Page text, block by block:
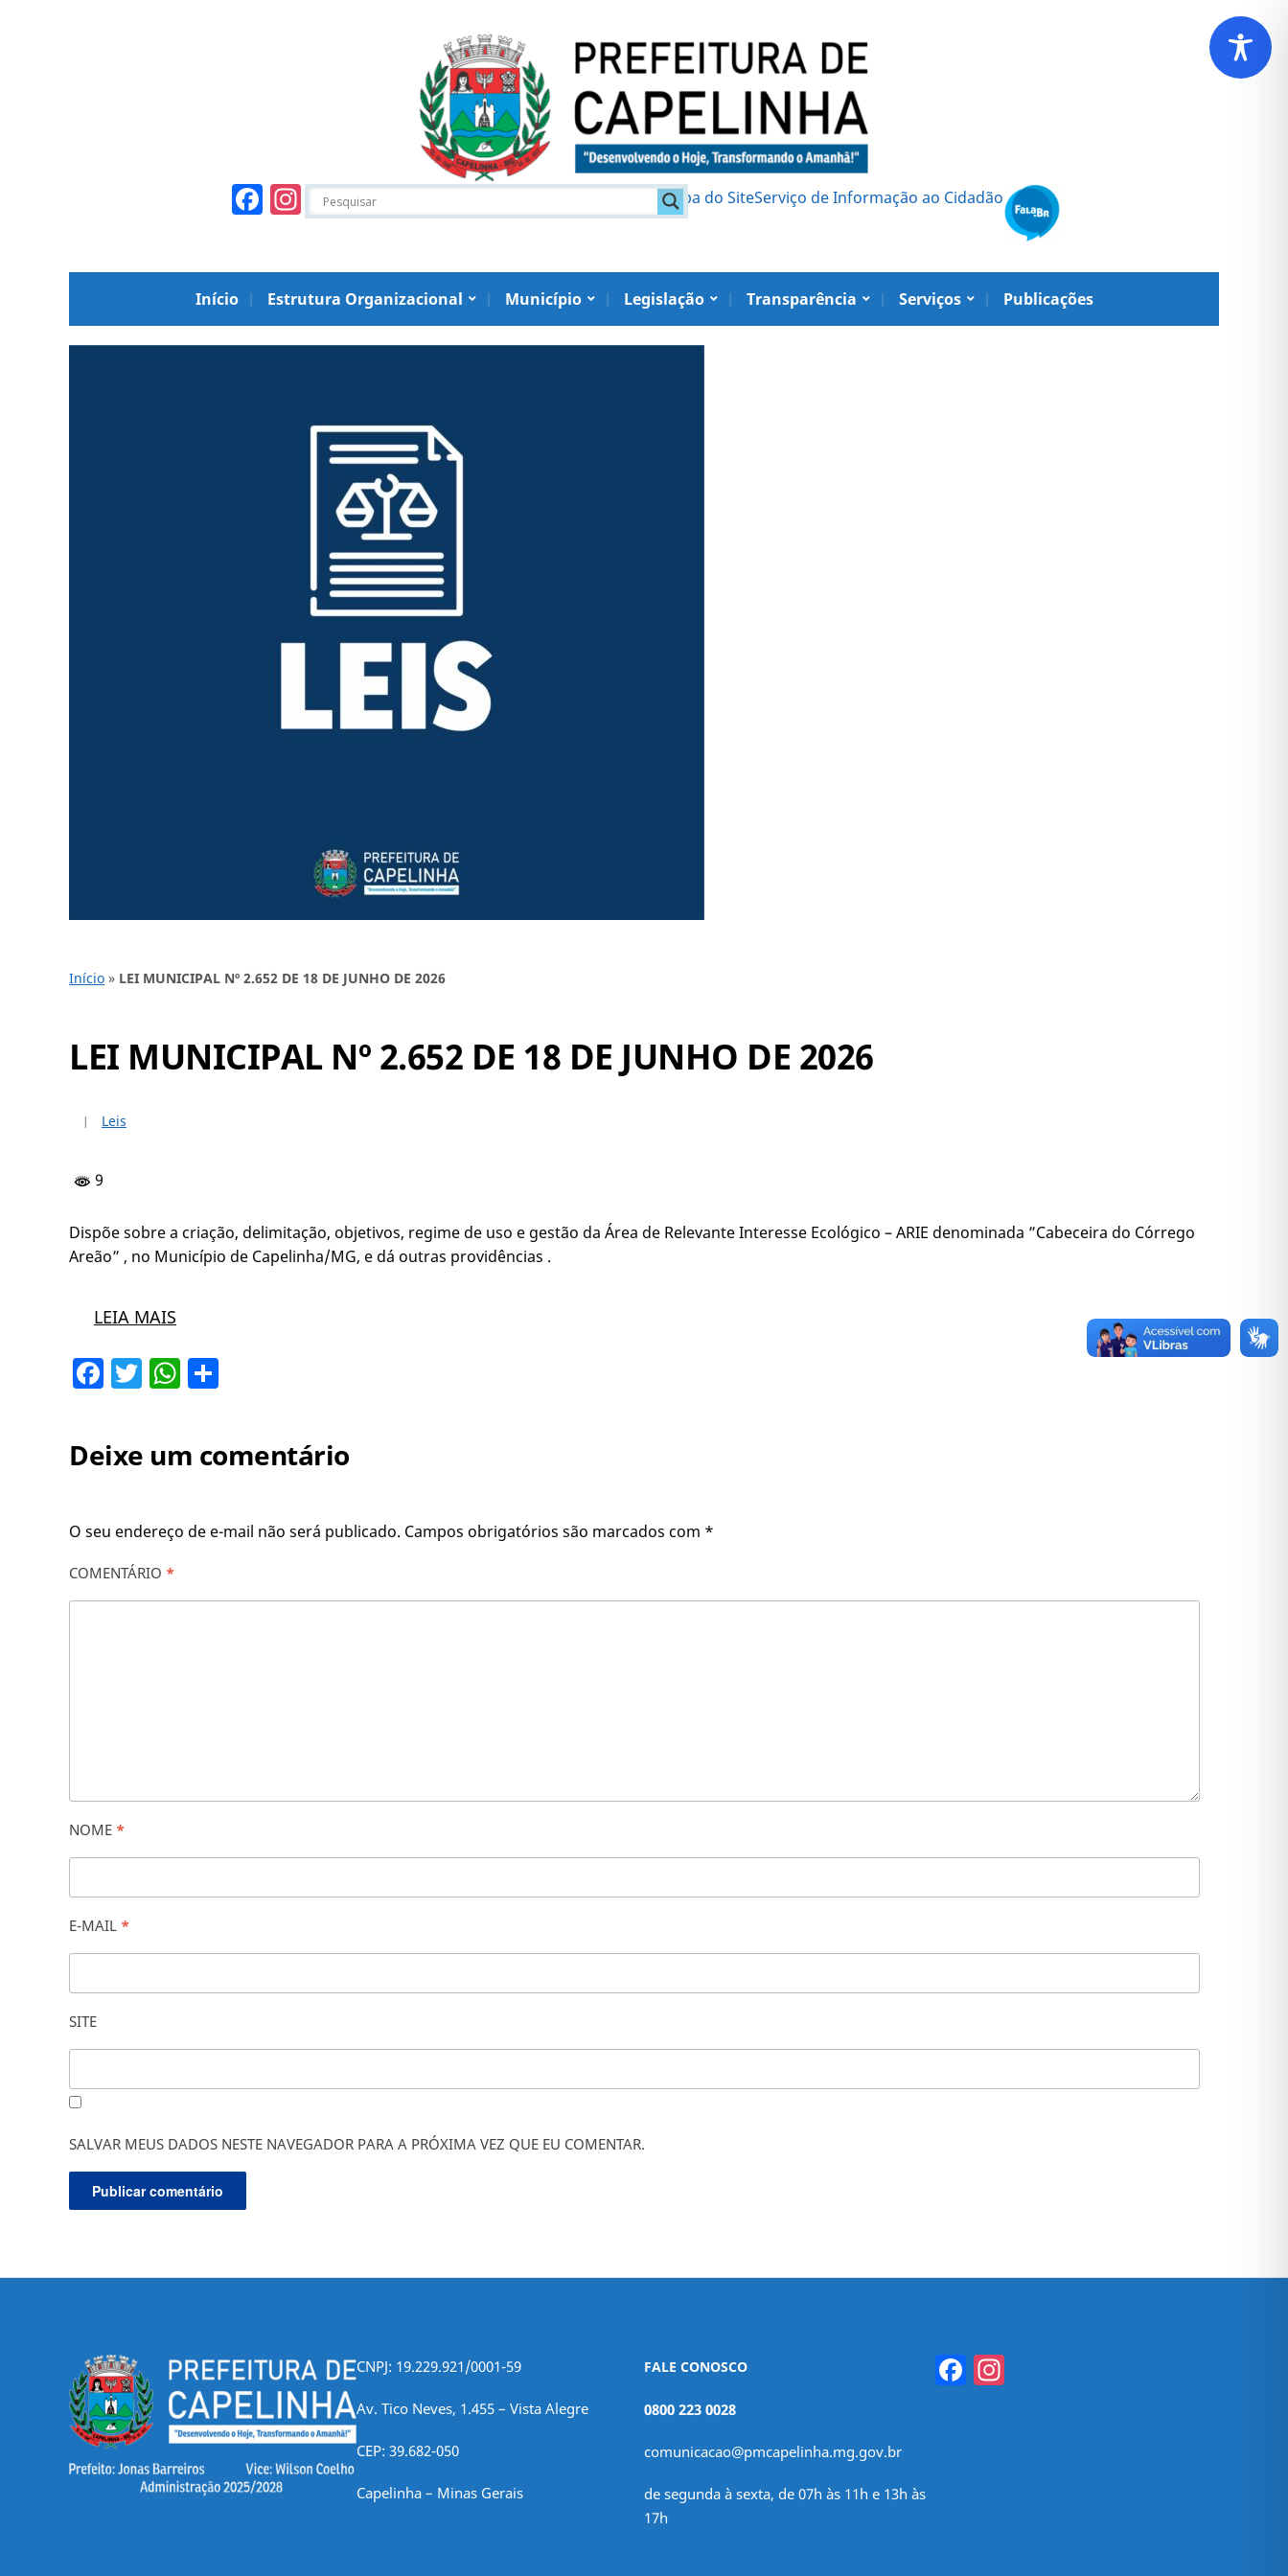
Facebook
Instagram Mapa do SiteServiço de Informação ao Cidadão
Início Estrutura Organizacional Município Legislação Transparência Serviços Publicações
Início » LEI MUNICIPAL Nº 2.652 DE 18 DE JUNHO DE 2026
LEI MUNICIPAL Nº 2.652 DE 18 DE JUNHO DE 2026
Leis
9
Dispõe sobre a criação, delimitação, objetivos, regime de uso e gestão da Área de Relevante Interesse Ecológico – ARIE denominada ”Cabeceira do Córrego
Areão” , no Município de Capelinha/MG, e dá outras providências .
LEIA MAIS
Facebook
TwitterWhatsApp
Deixe um comentário
O seu endereço de e-mail não será publicado. Campos obrigatórios são marcados com *
COMENTÁRIO *
NOME *
E-MAIL *
SITE
SALVAR MEUS DADOS NESTE NAVEGADOR PARA A PRÓXIMA VEZ QUE EU COMENTAR.
CNPJ: 19.229.921/0001-59
Av. Tico Neves, 1.455 – Vista Alegre
CEP: 39.682-050
Capelinha – Minas Gerais
FALE CONOSCO
0800 223 0028
comunicacao@pmcapelinha.mg.gov.br
de segunda à sexta, de 07h às 11h e 13h às
17h
Facebook